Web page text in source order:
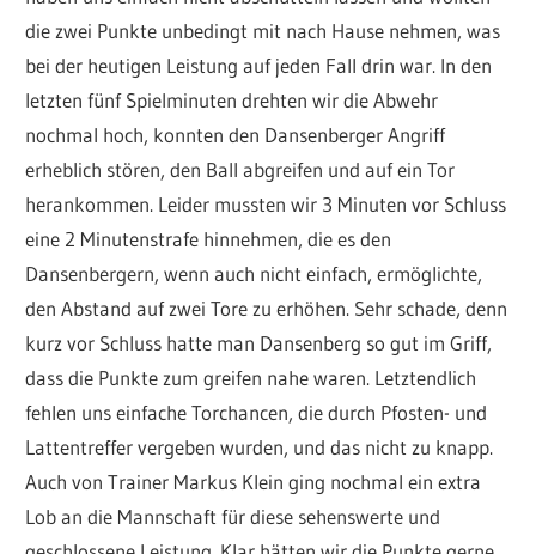
die zwei Punkte unbedingt mit nach Hause nehmen, was
bei der heutigen Leistung auf jeden Fall drin war. In den
letzten fünf Spielminuten drehten wir die Abwehr
nochmal hoch, konnten den Dansenberger Angriff
erheblich stören, den Ball abgreifen und auf ein Tor
herankommen. Leider mussten wir 3 Minuten vor Schluss
eine 2 Minutenstrafe hinnehmen, die es den
Dansenbergern, wenn auch nicht einfach, ermöglichte,
den Abstand auf zwei Tore zu erhöhen. Sehr schade, denn
kurz vor Schluss hatte man Dansenberg so gut im Griff,
dass die Punkte zum greifen nahe waren. Letztendlich
fehlen uns einfache Torchancen, die durch Pfosten- und
Lattentreffer vergeben wurden, und das nicht zu knapp.
Auch von Trainer Markus Klein ging nochmal ein extra
Lob an die Mannschaft für diese sehenswerte und